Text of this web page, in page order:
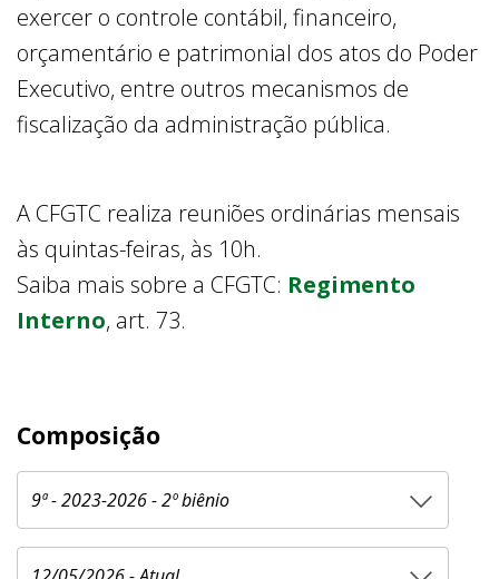
exercer o controle contábil, financeiro,
orçamentário e patrimonial dos atos do Poder
Executivo, entre outros mecanismos de
fiscalização da administração pública.
A CFGTC realiza reuniões ordinárias mensais
às quintas-feiras, às 10h.
Saiba mais sobre a CFGTC: Regimento
Interno, art. 73.
Composição